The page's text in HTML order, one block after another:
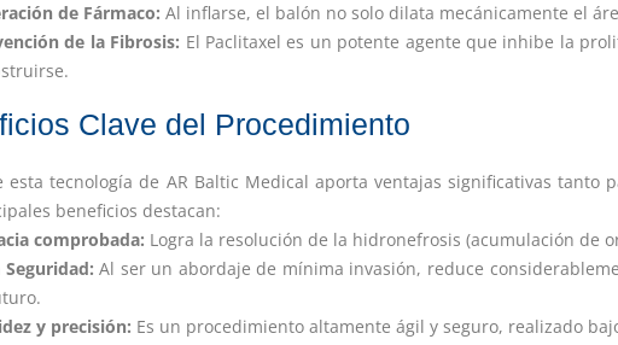
de Fármaco: Al inflarse, el balón no solo dilata mecánicamente el
de la Fibrosis: El Paclitaxel es un potente agente que inhibe la
Clave del Procedimiento
esta tecnología de AR Baltic Medical aporta ventajas significativas
beneficios destacan:
comprobada: Logra la resolución de la hidronefrosis (acumulación de
Al ser un abordaje de mínima invasión, reduce
y precisión: Es un procedimiento altamente ágil y seguro, realizado